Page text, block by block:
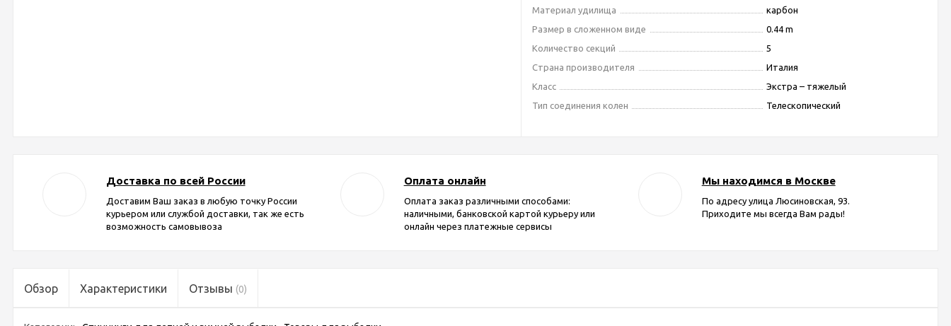
Материал удилища
карбон
Размер в сложенном виде
0.44 m
Количество секций
5
Страна производителя
Италия
Класс
Экстра – тяжелый
Тип соединения колен
Телескопический
Доставка по всей России
Доставим Ваш заказ в любую точку России
курьером или службой доставки, так же есть
возможность самовывоза
Оплата онлайн
Оплата заказ различными способами:
наличными, банковской картой курьеру или
онлайн через платежные сервисы
Мы находимся в Москве
По адресу улица Люсиновская, 93.
Приходите мы всегда Вам рады!
Обзор Характеристики Отзывы (0)